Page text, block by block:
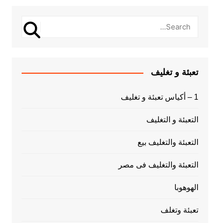
تعبئة و تغليف
1 – أكياس تعبئة و تغليف
التعبئة و التغليف
التعبئة والتغليف بيع
التعبئة والتغليف فى مصر
الهوهوبا
تعبئة وتغلف